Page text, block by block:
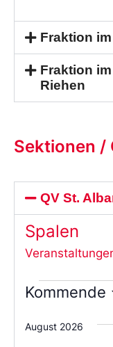
Fraktion
Fraktion
Riehen
Sektionen /
QV St.
Spalen
Kommende
Sie
das
August 2026